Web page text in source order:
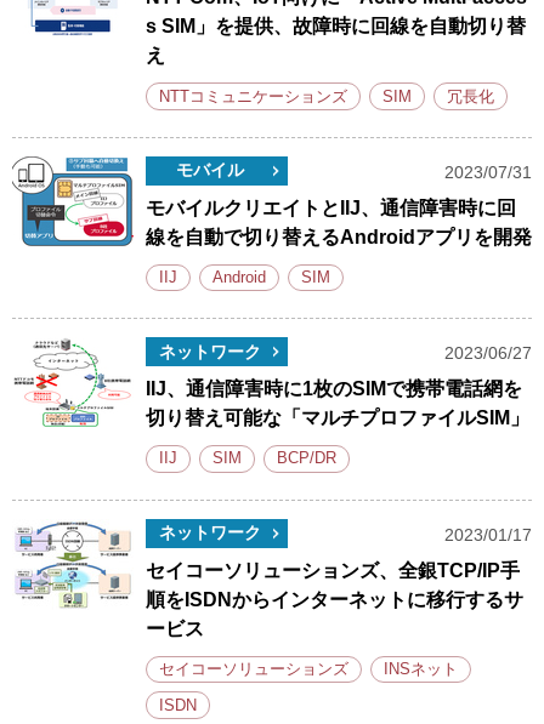
s SIM」を提供、故障時に回線を自動切り替
え
NTTコミュニケーションズ SIM 冗長化
モバイル 2023/07/31
モバイルクリエイトとIIJ、通信障害時に回
線を自動で切り替えるAndroidアプリを開発
IIJ Android SIM
ネットワーク 2023/06/27
IIJ、通信障害時に1枚のSIMで携帯電話網を
切り替え可能な「マルチプロファイルSIM」
IIJ SIM BCP/DR
ネットワーク 2023/01/17
セイコーソリューションズ、全銀TCP/IP手
順をISDNからインターネットに移行するサ
ービス
セイコーソリューションズ INSネット
ISDN